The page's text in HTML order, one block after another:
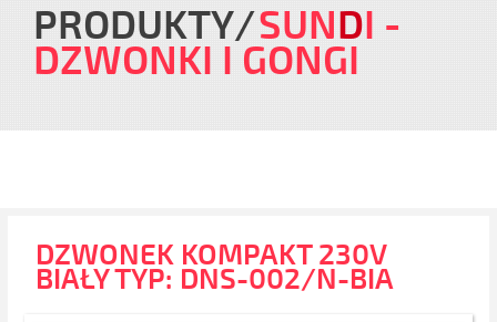
PRODUKTY SUNDI -
DZWONKI I GONGI
DZWONEK KOMPAKT 230V
BIAŁY TYP: DNS-002/N-BIA